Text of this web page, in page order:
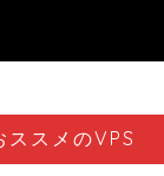
ススメのVPS